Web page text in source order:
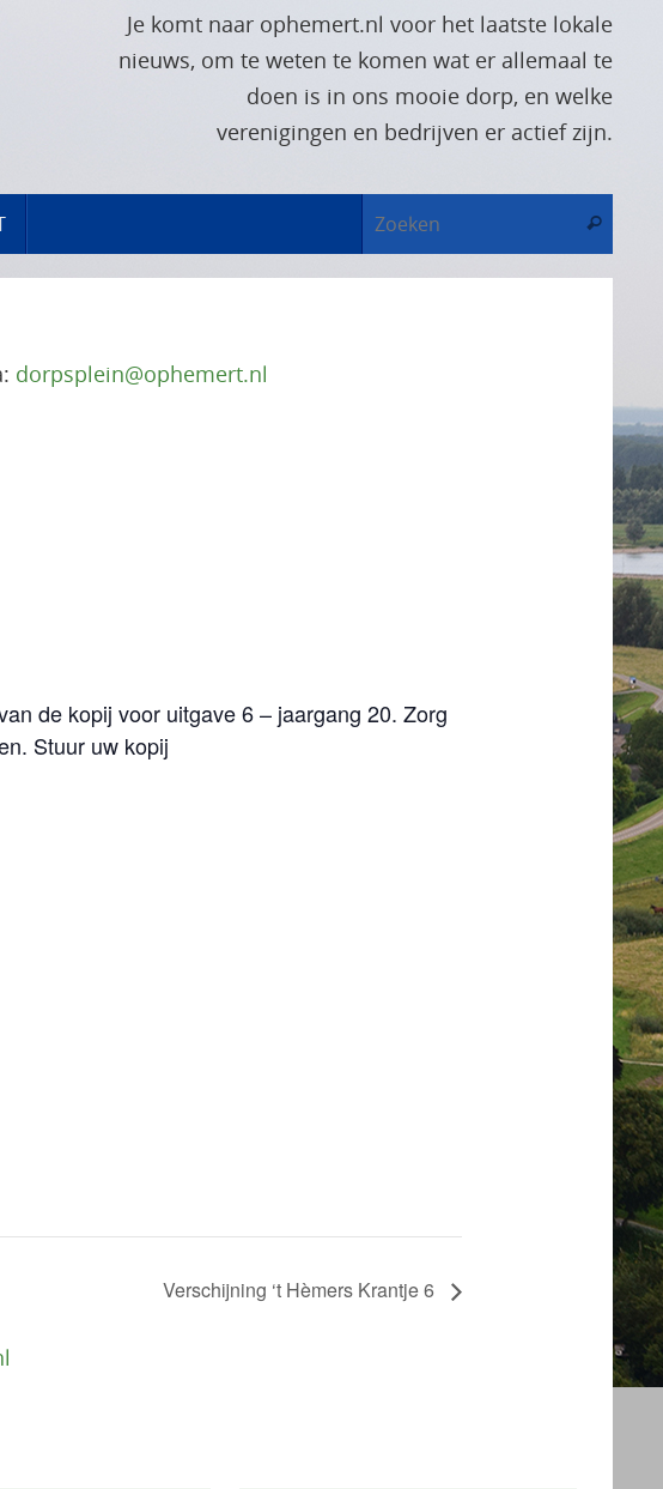
Je komt naar ophemert.nl voor het laatste lokale
nieuws, om te weten te komen wat er allemaal te
doen is in ons mooie dorp, en welke
verenigingen en bedrijven er actief zijn.
Zoeken
dorpsplein@ophemert.nl
de kopij voor uitgave 6 – jaargang 20. Zorg
Stuur uw kopij
Verschijning ‘t Hèmers Krantje 6